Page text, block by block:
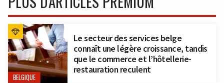
BELGIQUE
Le secteur des services belge
connaît une légère croissance, tandis
que le commerce et l’hôtellerie-
restauration reculent